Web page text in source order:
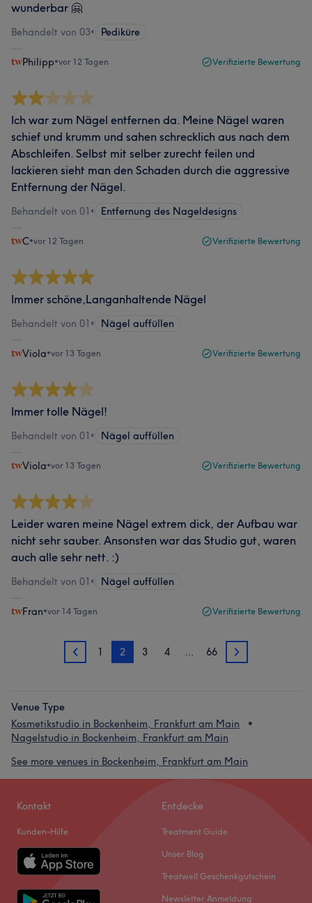
wunderbar 🤗
Behandelt von 03• Pediküre
Philipp•vor 12 Tagen Verifizierte Bewertung
Ich war zum Nägel entfernen da. Meine Nägel waren
schief und krumm und sahen schrecklich aus nach dem
Abschleifen. Selbst mit selber zurecht feilen und
lackieren sieht man den Schaden durch die aggressive
Entfernung der Nägel.
Behandelt von 01 • Entfernung des Nageldesigns
C•vor 12 Tagen Verifizierte Bewertung
Immer schöne,Langanhaltende Nägel
Behandelt von 01 • Nägel auffüllen
Viola•vor 13 Tagen Verifizierte Bewertung
Immer tolle Nägel!
Behandelt von 01 • Nägel auffüllen
Viola•vor 13 Tagen Verifizierte Bewertung
Leider waren meine Nägel extrem dick, der Aufbau war
nicht sehr sauber. Ansonsten war das Studio gut, waren
auch alle sehr nett. :)
Behandelt von 01 • Nägel auffüllen
Fran•vor 14 Tagen Verifizierte Bewertung
1 1 2 3 4 … 66 3
Venue Type
Kosmetikstudio in Bockenheim, Frankfurt am Main
Nagelstudio in Bockenheim, Frankfurt am Main
See more venues in Bockenheim, Frankfurt am Main
Kontakt
Kunden-Hilfe
Entdecke
Treatment Guide
Unser Blog
Treatwell Geschenkgutschein
Newsletter Anmeldung